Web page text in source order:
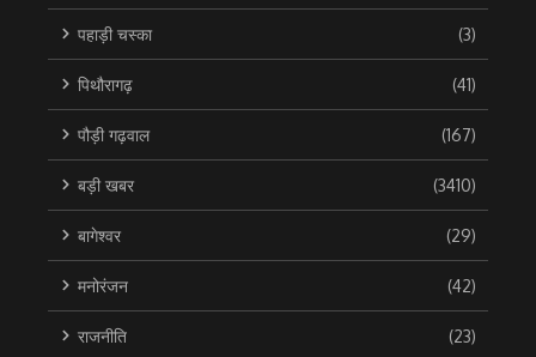
पहाड़ी चस्का (3)
पिथौरागढ़ (41)
पौड़ी गढ़वाल (167)
बड़ी खबर (3410)
बागेश्वर (29)
मनोरंजन (42)
राजनीति (23)